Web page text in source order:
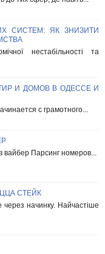
СИСТЕМ: ЯК ЗНИЗИТИ
нестабільності та
И ДОМОВ В ОДЕССЕ И
с грамотного...
Парсинг номеров...
СТЕЙК
начинку. Найчастіше